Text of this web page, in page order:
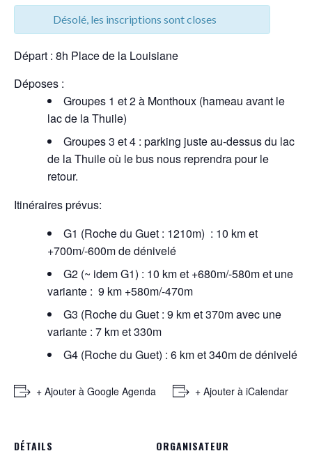
Jean Claude Troussier
Monique Troussier
James Loveluck
joséphine katgely
Michel ALAIMO
Barbara KLAUENBERG
Renée BERTHOD
Arlette BÉDOUIN
Chantal Cullet
Elisabeth Dupuis
Paul THOMAS
Pierrette FORNASIER
Anne Colinet
Jean-Loup Valière
elisabeth dell`accio
Annick Auzimour
Maurice Rivoire
Michel Bonifay
sabine barral
Jean-Louis Berthemin
Francoise Mollard-
chaumette
Hélène PERINO
Denis Laurent
Jean yves Manchon
François Blanc-Jouvan
MARIE-O. REPELLIN
Anne Marie Lieutaud
Regine Chabuel
Monique Fraysse
Aymon Paillet
Maryse Samuel
Jocelyne BRUNET
Guy Vachet
Désolé, les inscriptions sont closes
Départ : 8h Place de la Louisiane
Déposes :
Groupes 1 et 2 à Monthoux (hameau avant le
lac de la Thuile)
Groupes 3 et 4 : parking juste au-dessus du lac
de la Thuile où le bus nous reprendra pour le
retour.
Itinéraires prévus:
G1 (Roche du Guet : 1210m) : 10 km et
+700m/-600m de dénivelé
G2 (~ idem G1) : 10 km et +680m/-580m et une
variante : 9 km +580m/-470m
G3 (Roche du Guet : 9 km et 370m avec une
variante : 7 km et 330m
G4 (Roche du Guet) : 6 km et 340m de dénivelé
+ Ajouter à Google Agenda + Ajouter à iCalendar
DÉTAILS ORGANISATEUR